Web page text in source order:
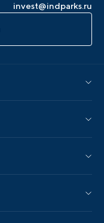
invest@indparks.ru